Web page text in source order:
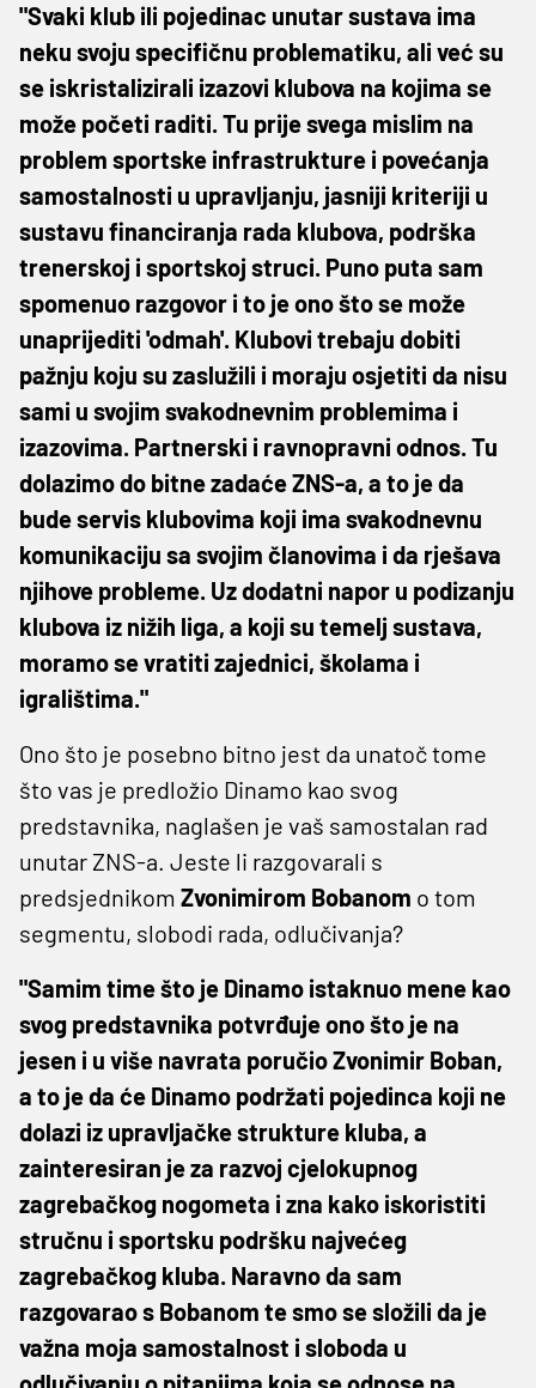
"Svaki klub ili pojedinac unutar sustava ima
neku svoju specifičnu problematiku, ali već su
se iskristalizirali izazovi klubova na kojima se
može početi raditi. Tu prije svega mislim na
problem sportske infrastrukture i povećanja
samostalnosti u upravljanju, jasniji kriteriji u
sustavu financiranja rada klubova, podrška
trenerskoj i sportskoj struci. Puno puta sam
spomenuo razgovor i to je ono što se može
unaprijediti 'odmah'. Klubovi trebaju dobiti
pažnju koju su zaslužili i moraju osjetiti da nisu
sami u svojim svakodnevnim problemima i
izazovima. Partnerski i ravnopravni odnos. Tu
dolazimo do bitne zadaće ZNS-a, a to je da
bude servis klubovima koji ima svakodnevnu
komunikaciju sa svojim članovima i da rješava
njihove probleme. Uz dodatni napor u podizanju
klubova iz nižih liga, a koji su temelj sustava,
moramo se vratiti zajednici, školama i
igralištima."
Ono što je posebno bitno jest da unatoč tome
što vas je predložio Dinamo kao svog
predstavnika, naglašen je vaš samostalan rad
unutar ZNS-a. Jeste li razgovarali s
predsjednikom Zvonimirom Bobanom o tom
segmentu, slobodi rada, odlučivanja?
"Samim time što je Dinamo istaknuo mene kao
svog predstavnika potvrđuje ono što je na
jesen i u više navrata poručio Zvonimir Boban,
a to je da će Dinamo podržati pojedinca koji ne
dolazi iz upravljačke strukture kluba, a
zainteresiran je za razvoj cjelokupnog
zagrebačkog nogometa i zna kako iskoristiti
stručnu i sportsku podršku najvećeg
zagrebačkog kluba. Naravno da sam
razgovarao s Bobanom te smo se složili da je
važna moja samostalnost i sloboda u